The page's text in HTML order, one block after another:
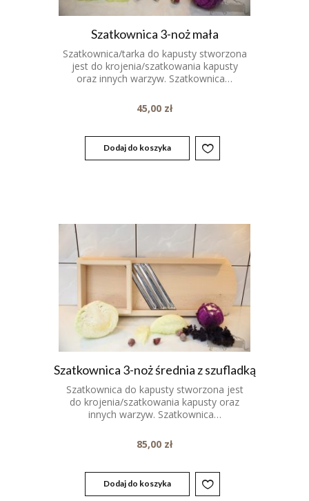
Szatkownica 3-noż mała
Szatkownica/tarka do kapusty stworzona
jest do krojenia/szatkowania kapusty
oraz innych warzyw. Szatkownica…
45,00 zł
Dodaj do koszyka
Szatkownica 3-noż średnia z szufladką
Szatkownica do kapusty stworzona jest
do krojenia/szatkowania kapusty oraz
innych warzyw. Szatkownica…
85,00 zł
Dodaj do koszyka